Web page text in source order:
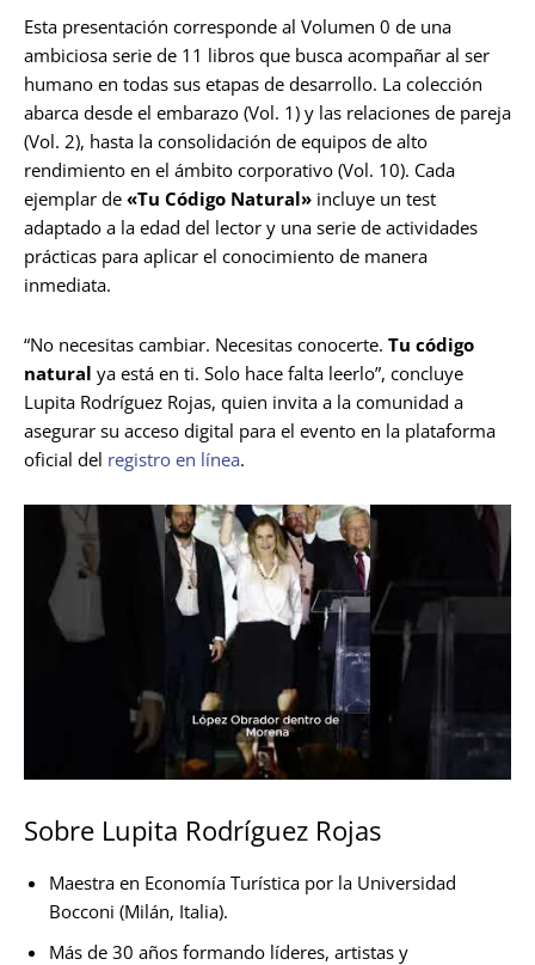
Esta presentación corresponde al Volumen 0 de una
ambiciosa serie de 11 libros que busca acompañar al ser
humano en todas sus etapas de desarrollo. La colección
abarca desde el embarazo (Vol. 1) y las relaciones de pareja
(Vol. 2), hasta la consolidación de equipos de alto
rendimiento en el ámbito corporativo (Vol. 10). Cada
ejemplar de «Tu Código Natural» incluye un test
adaptado a la edad del lector y una serie de actividades
prácticas para aplicar el conocimiento de manera
inmediata.
“No necesitas cambiar. Necesitas conocerte. Tu código
natural ya está en ti. Solo hace falta leerlo”, concluye
Lupita Rodríguez Rojas, quien invita a la comunidad a
asegurar su acceso digital para el evento en la plataforma
oficial del registro en línea.
Sobre Lupita Rodríguez Rojas
Maestra en Economía Turística por la Universidad
Bocconi (Milán, Italia).
Más de 30 años formando líderes, artistas y